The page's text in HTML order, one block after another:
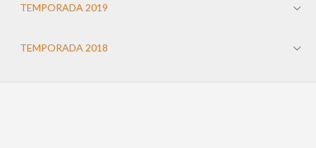
TEMPORADA 2019
TEMPORADA 2018